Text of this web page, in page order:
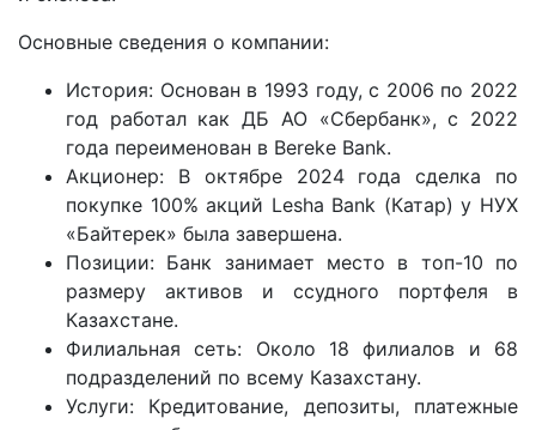
Основные сведения о компании:
История: Основан в 1993 году, с 2006 по 2022
год работал как ДБ АО «Сбербанк», с 2022
года переименован в Bereke Bank.
Акционер: В октябре 2024 года сделка по
покупке 100% акций Lesha Bank (Катар) у НУХ
«Байтерек» была завершена.
Позиции: Банк занимает место в топ-10 по
размеру активов и ссудного портфеля в
Казахстане.
Филиальная сеть: Около 18 филиалов и 68
подразделений по всему Казахстану.
Услуги: Кредитование, депозиты, платежные